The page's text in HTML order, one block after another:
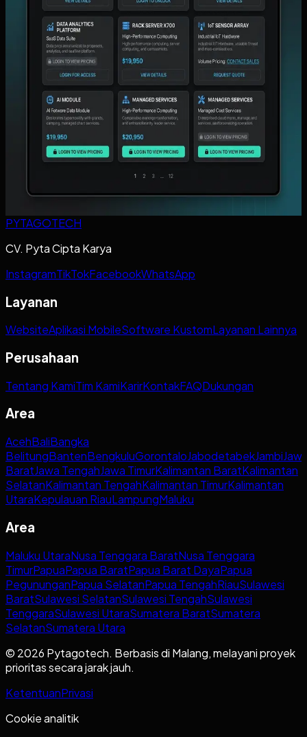
Panduan menentukan angka keuangan harian yang benar-
benar harus dilihat pemilik, kapan dasbor sederhana sudah
cukup, dan kapan sistem kustom mulai lebih relevan.
Baca artikel ->
Portal Reseller dan Order B2B: Kapan
Distributor Perlu Halaman Login Khusus untuk
Pelanggan?
Panduan untuk distributor yang ingin menentukan kapan
PYTAGOTECH
CV. Pyta Cipta Karya
InstagramTikTokFacebookWhatsApp
Layanan
WebsiteAplikasi MobileSoftware KustomLayanan Lainnya
Perusahaan
Tentang KamiTim KamiKarirKontakFAQDukungan
Area
AcehBaliBangka
BelitungBantenBengkuluGorontaloJabodetabekJambi
BaratJawa TengahJawa TimurKalimantan BaratKalimantan
SelatanKalimantan TengahKalimantan TimurKalimantan
UtaraKepulauan RiauLampungMaluku
Area
Maluku UtaraNusa Tenggara BaratNusa Tenggara
TimurPapuaPapua BaratPapua Barat DayaPapua
PegununganPapua SelatanPapua TengahRiauSulawesi
BaratSulawesi SelatanSulawesi TengahSulawesi
TenggaraSulawesi UtaraSumatera BaratSumatera
SelatanSumatera Utara
© 2026 Pytagotech. Berbasis di Malang, melayani proyek
prioritas secara jarak jauh.
KetentuanPrivasi
Cookie analitik